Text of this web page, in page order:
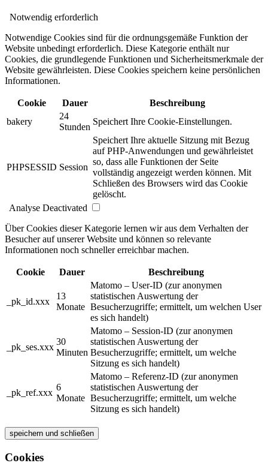
Notwendig erforderlich
Notwendige Cookies sind für die ordnungsgemäße Funktion der
Website unbedingt erforderlich. Diese Kategorie enthält nur
Cookies, die grundlegende Funktionen und Sicherheitsmerkmale der
Website gewährleisten. Diese Cookies speichern keine persönlichen
Informationen.
Cookie Dauer
Beschreibung
bakery
24
Stunden
Speichert Ihre Cookie-Einstellungen.
PHPSESSID Session
Speichert Ihre aktuelle Sitzung mit Bezug
auf PHP-Anwendungen und gewährleistet
so, dass alle Funktionen der Seite
vollständig angezeigt werden können. Mit
Schließen des Browsers wird das Cookie
gelöscht.
Analyse Deactivated
Über Cookies dieser Kategorie lernen wir aus dem Verhalten der
Besucher auf unserer Website und können so relevante
Informationen noch schneller erreichbar machen.
Cookie Dauer Beschreibung
_pk_id.xxx
13
Monate
Matomo – User-ID (zur anonymen
statistischen Auswertung der
Besucherzugriffe; ermittelt, um welchen User
es sich handelt)
_pk_ses.xxx
30
Minuten
Matomo – Session-ID (zur anonymen
statistischen Auswertung der
Besucherzugriffe; ermittelt, um welche
Sitzung es sich handelt)
_pk_ref.xxx
6
Monate
Matomo – Referenz-ID (zur anonymen
statistischen Auswertung der
Besucherzugriffe; ermittelt, um welche
Sitzung es sich handelt)
speichern und schließen
Cookies